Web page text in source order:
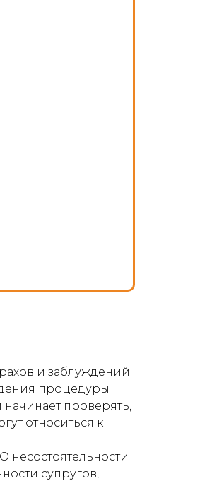
и заблуждений.
процедуры
проверять,
относиться к
несостоятельности
супругов,